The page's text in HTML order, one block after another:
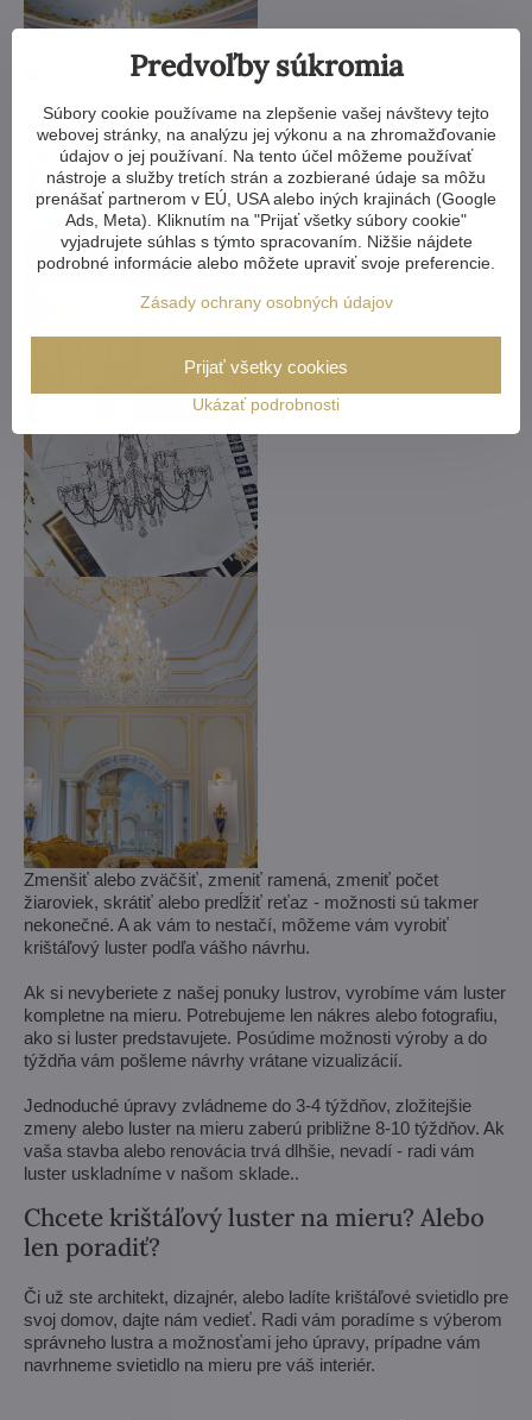
Zmenšiť alebo zväčšiť, zmeniť ramená, zmeniť počet
žiaroviek, skrátiť alebo predĺžiť reťaz - možnosti sú takmer
nekonečné. A ak vám to nestačí, môžeme vám vyrobiť
krištáľový luster podľa vášho návrhu.
Ak si nevyberiete z našej ponuky lustrov, vyrobíme vám luster
kompletne na mieru. Potrebujeme len nákres alebo fotografiu,
ako si luster predstavujete. Posúdime možnosti výroby a do
týždňa vám pošleme návrhy vrátane vizualizácií.
Jednoduché úpravy zvládneme do 3-4 týždňov, zložitejšie
zmeny alebo luster na mieru zaberú približne 8-10 týždňov. Ak
vaša stavba alebo renovácia trvá dlhšie, nevadí - radi vám
luster uskladníme v našom sklade..
Chcete krištáľový luster na mieru? Alebo
len poradiť?
Či už ste architekt, dizajnér, alebo ladíte krištáľové svietidlo pre
svoj domov, dajte nám vedieť. Radi vám poradíme s výberom
správneho lustra a možnosťami jeho úpravy, prípadne vám
navrhneme svietidlo na mieru pre váš interiér.
Predvoľby súkromia
Súbory cookie používame na zlepšenie vašej návštevy tejto
webovej stránky, na analýzu jej výkonu a na zhromažďovanie
údajov o jej používaní. Na tento účel môžeme používať
nástroje a služby tretích strán a zozbierané údaje sa môžu
prenášať partnerom v EÚ, USA alebo iných krajinách (Google
Ads, Meta). Kliknutím na "Prijať všetky súbory cookie"
vyjadrujete súhlas s týmto spracovaním. Nižšie nájdete
podrobné informácie alebo môžete upraviť svoje preferencie.
Zásady ochrany osobných údajov
Ukázať podrobnosti
Prijať všetky cookies